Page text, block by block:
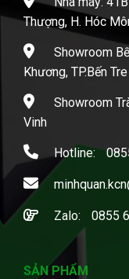
Thượng, H. Hóc
Showroom
Khương, TP.Bến Tre
Showroom
Vinh
Hotline:
Zalo: 0855
SẢN PHẨM